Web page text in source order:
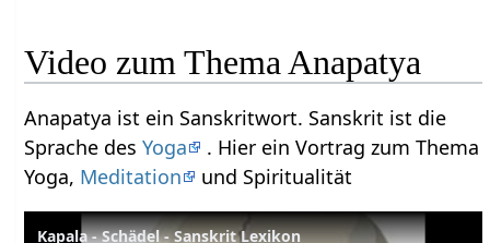
Video zum Thema Anapatya
Anapatya ist ein Sanskritwort. Sanskrit ist die
Sprache desYoga
. Hier ein Vortrag zum Thema
Yoga, Meditation und Spiritualität
Kapala - Schädel - Sanskrit Lexikon